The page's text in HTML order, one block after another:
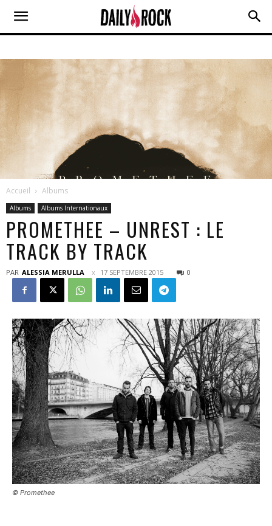
Accueil Albums
Albums Albums Internationaux
PROMETHEE – UNREST : LE
TRACK BY TRACK
PAR ALESSIA MERULLA 17 SEPTEMBRE 2015 0
© Promethee